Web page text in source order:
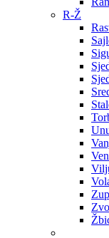
R-Ž